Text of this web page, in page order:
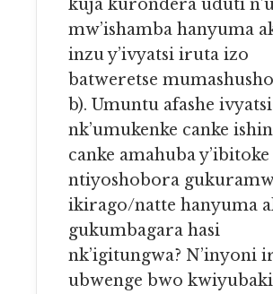
kuja kurondera uduti
mw’ishamba hanyuma
inzu y’ivyatsi iruta izo
batweretse
b). Umuntu afashe
nk’umukenke canke
canke amahuba y’ibitoke
ntiyoshobora
ikirago/natte hanyuma
gukumbagara hasi
nk’igitungwa? N’inyoni
ubwenge bwo